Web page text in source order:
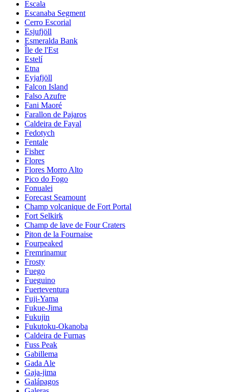
Escala
Escanaba Segment
Cerro Escorial
Esjufjöll
Esmeralda Bank
Île de l'Est
Estelí
Etna
Eyjafjöll
Falcon Island
Falso Azufre
Fani Maoré
Farallon de Pajaros
Caldeira de Fayal
Fedotych
Fentale
Fisher
Flores
Flores Morro Alto
Pico do Fogo
Fonualei
Forecast Seamount
Champ volcanique de Fort Portal
Fort Selkirk
Champ de lave de Four Craters
Piton de la Fournaise
Fourpeaked
Fremrinamur
Frosty
Fuego
Fueguino
Fuerteventura
Fuji-Yama
Fukue-Jima
Fukujin
Fukutoku-Okanoba
Caldeira de Furnas
Fuss Peak
Gabillema
Gada Ale
Gaja-jima
Galápagos